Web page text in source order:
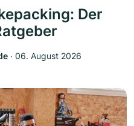
Der
‧ 06. August 2026